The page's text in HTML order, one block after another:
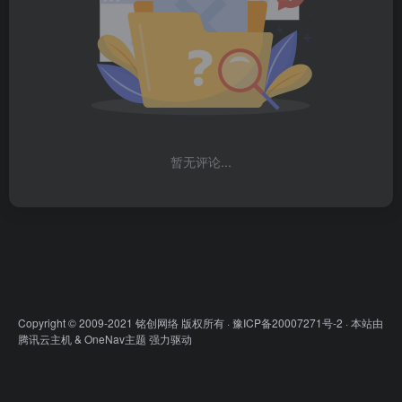
暂无评论...
Copyright © 2009-2021 铭创网络 版权所有 ·豫ICP备20007271号-2 · 本站由
腾讯云主机& OneNav主题 强力驱动